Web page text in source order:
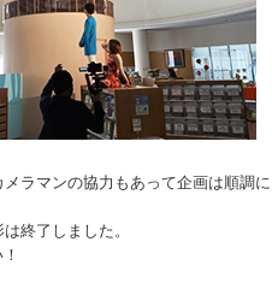
ラマンの協力もあって企画は順調に
終了しました。